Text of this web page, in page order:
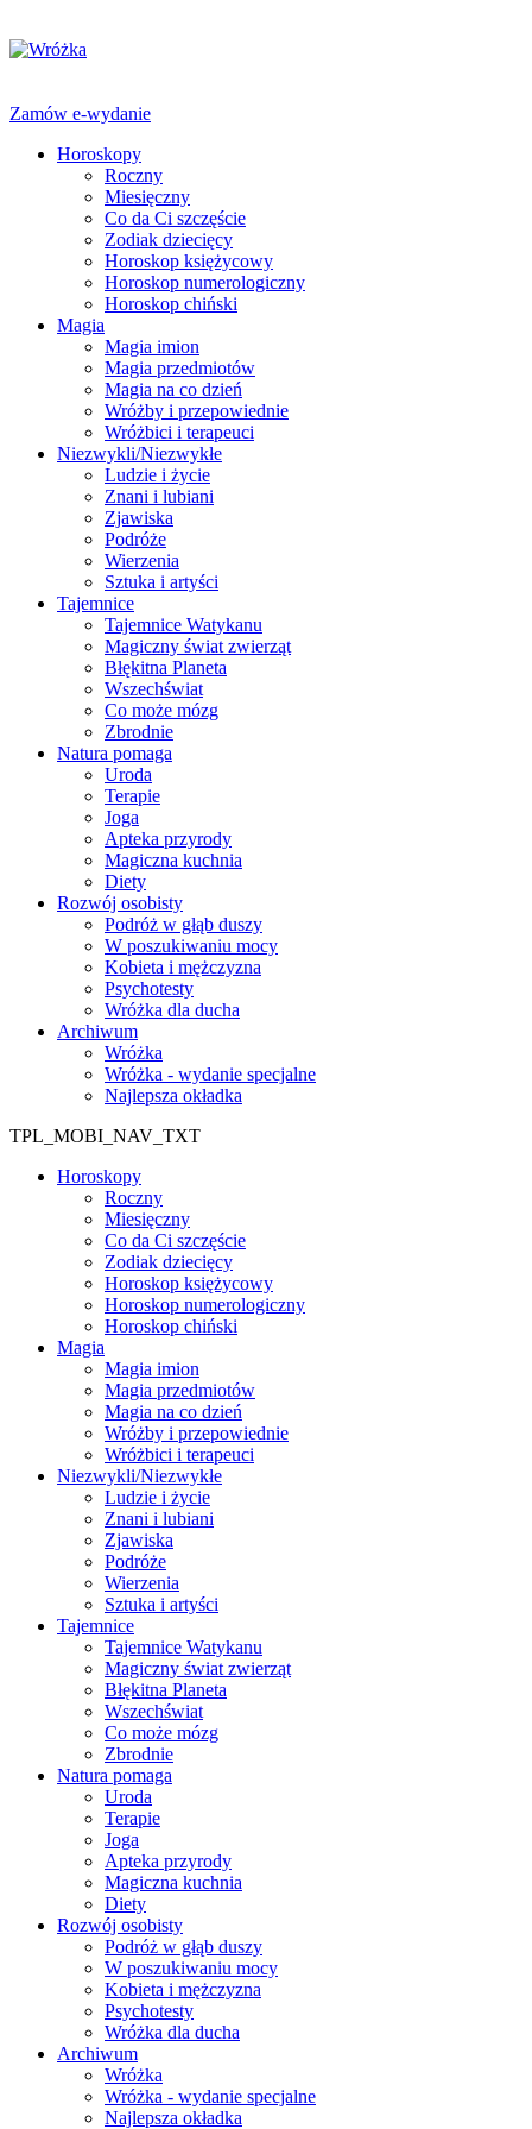
Zamów e-wydanie
Horoskopy
Roczny
Miesięczny
Co da Ci szczęście
Zodiak dziecięcy
Horoskop księżycowy
Horoskop numerologiczny
Horoskop chiński
Magia
Magia imion
Magia przedmiotów
Magia na co dzień
Wróżby i przepowiednie
Wróżbici i terapeuci
Niezwykli/Niezwykłe
Ludzie i życie
Znani i lubiani
Zjawiska
Podróże
Wierzenia
Sztuka i artyści
Tajemnice
Tajemnice Watykanu
Magiczny świat zwierząt
Błękitna Planeta
Wszechświat
Co może mózg
Zbrodnie
Natura pomaga
Uroda
Terapie
Joga
Apteka przyrody
Magiczna kuchnia
Diety
Rozwój osobisty
Podróż w głąb duszy
W poszukiwaniu mocy
Kobieta i mężczyzna
Psychotesty
Wróżka dla ducha
Archiwum
Wróżka
Wróżka - wydanie specjalne
Najlepsza okładka
TPL_MOBI_NAV_TXT
Horoskopy
Roczny
Miesięczny
Co da Ci szczęście
Zodiak dziecięcy
Horoskop księżycowy
Horoskop numerologiczny
Horoskop chiński
Magia
Magia imion
Magia przedmiotów
Magia na co dzień
Wróżby i przepowiednie
Wróżbici i terapeuci
Niezwykli/Niezwykłe
Ludzie i życie
Znani i lubiani
Zjawiska
Podróże
Wierzenia
Sztuka i artyści
Tajemnice
Tajemnice Watykanu
Magiczny świat zwierząt
Błękitna Planeta
Wszechświat
Co może mózg
Zbrodnie
Natura pomaga
Uroda
Terapie
Joga
Apteka przyrody
Magiczna kuchnia
Diety
Rozwój osobisty
Podróż w głąb duszy
W poszukiwaniu mocy
Kobieta i mężczyzna
Psychotesty
Wróżka dla ducha
Archiwum
Wróżka
Wróżka - wydanie specjalne
Najlepsza okładka